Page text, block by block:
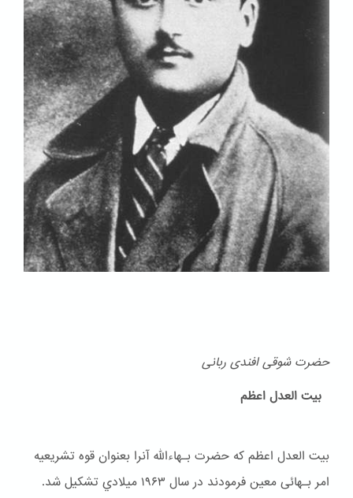
حضرت شوقی افندی ربانی
بیت العدل اعظم
بیت العدل اعظم که حضرت بـهاءالله آنرا بعنوان قوه تشریعیه
امر بـهائی معین فرمودند در سال ۱۹۶۳ ميلادي تشکیل شد.